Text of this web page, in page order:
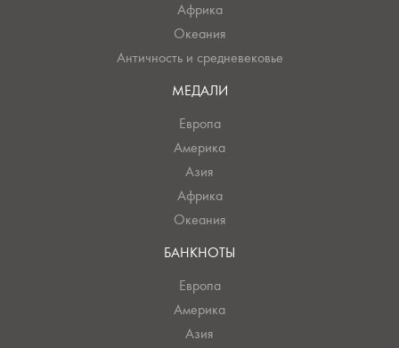
Африка
Океания
Античность и средневековье
МЕДАЛИ
Европа
Америка
Азия
Африка
Океания
БАНКНОТЫ
Европа
Америка
Азия